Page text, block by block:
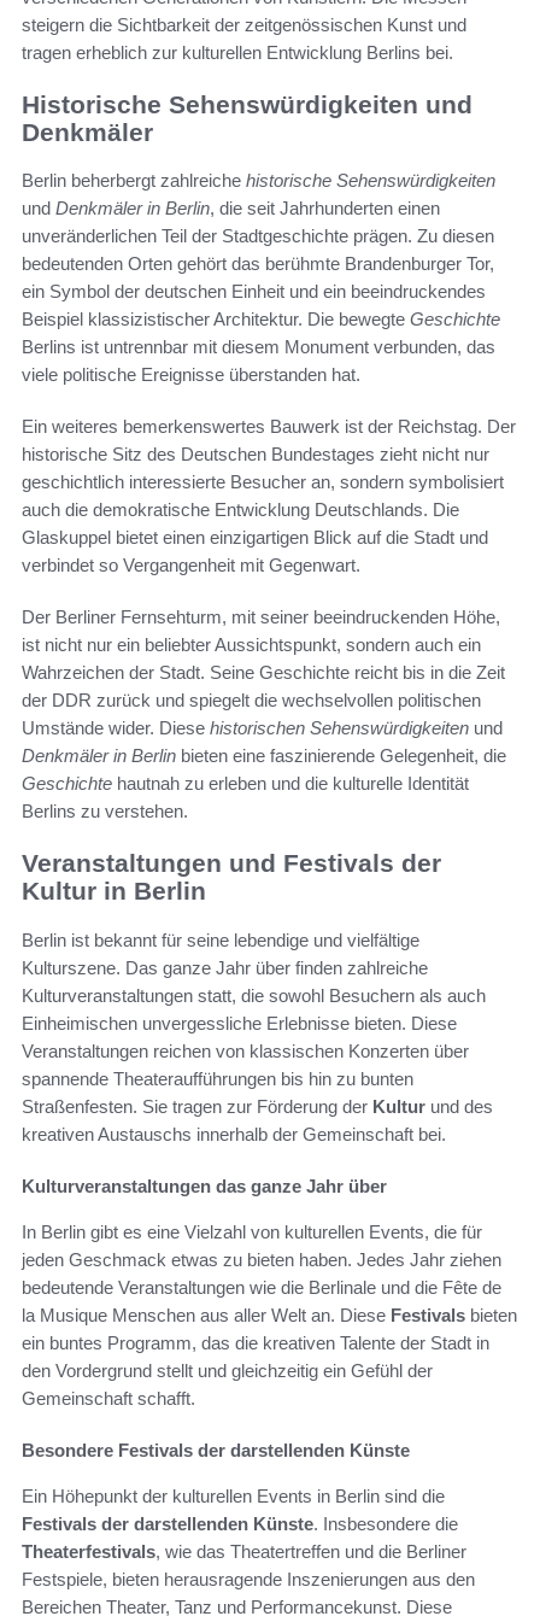
steigern die Sichtbarkeit der zeitgenössischen Kunst und
tragen erheblich zur kulturellen Entwicklung Berlins bei.
Historische Sehenswürdigkeiten und
Denkmäler
Berlin beherbergt zahlreiche historische Sehenswürdigkeiten
und Denkmäler in Berlin, die seit Jahrhunderten einen
unveränderlichen Teil der Stadtgeschichte prägen. Zu diesen
bedeutenden Orten gehört das berühmte Brandenburger Tor,
ein Symbol der deutschen Einheit und ein beeindruckendes
Beispiel klassizistischer Architektur. Die bewegte Geschichte
Berlins ist untrennbar mit diesem Monument verbunden, das
viele politische Ereignisse überstanden hat.
Ein weiteres bemerkenswertes Bauwerk ist der Reichstag. Der
historische Sitz des Deutschen Bundestages zieht nicht nur
geschichtlich interessierte Besucher an, sondern symbolisiert
auch die demokratische Entwicklung Deutschlands. Die
Glaskuppel bietet einen einzigartigen Blick auf die Stadt und
verbindet so Vergangenheit mit Gegenwart.
Der Berliner Fernsehturm, mit seiner beeindruckenden Höhe,
ist nicht nur ein beliebter Aussichtspunkt, sondern auch ein
Wahrzeichen der Stadt. Seine Geschichte reicht bis in die Zeit
der DDR zurück und spiegelt die wechselvollen politischen
Umstände wider. Diese historischen Sehenswürdigkeiten und
Denkmäler in Berlin bieten eine faszinierende Gelegenheit, die
Geschichte hautnah zu erleben und die kulturelle Identität
Berlins zu verstehen.
Veranstaltungen und Festivals der
Kultur in Berlin
Berlin ist bekannt für seine lebendige und vielfältige
Kulturszene. Das ganze Jahr über finden zahlreiche
Kulturveranstaltungen statt, die sowohl Besuchern als auch
Einheimischen unvergessliche Erlebnisse bieten. Diese
Veranstaltungen reichen von klassischen Konzerten über
spannende Theateraufführungen bis hin zu bunten
Straßenfesten. Sie tragen zur Förderung der Kultur und des
kreativen Austauschs innerhalb der Gemeinschaft bei.
Kulturveranstaltungen das ganze Jahr über
In Berlin gibt es eine Vielzahl von kulturellen Events, die für
jeden Geschmack etwas zu bieten haben. Jedes Jahr ziehen
bedeutende Veranstaltungen wie die Berlinale und die Fête de
la Musique Menschen aus aller Welt an. Diese Festivals bieten
ein buntes Programm, das die kreativen Talente der Stadt in
den Vordergrund stellt und gleichzeitig ein Gefühl der
Gemeinschaft schafft.
Besondere Festivals der darstellenden Künste
Ein Höhepunkt der kulturellen Events in Berlin sind die
Festivals der darstellenden Künste. Insbesondere die
Theaterfestivals, wie das Theatertreffen und die Berliner
Festspiele, bieten herausragende Inszenierungen aus den
Bereichen Theater, Tanz und Performancekunst. Diese